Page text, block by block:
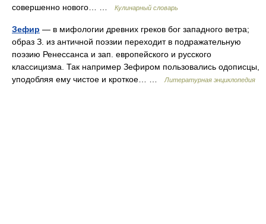
совершенно нового… …
Кулинарный словарь
Зефир — в мифологии древних греков бог западного ветра;
образ З. из античной поэзии переходит в подражательную
поэзию Ренессанса и зап. европейского и русского
классицизма. Так например Зефиром пользовались одописцы,
уподобляя ему чистое и кроткое… …
Литературная энциклопедия